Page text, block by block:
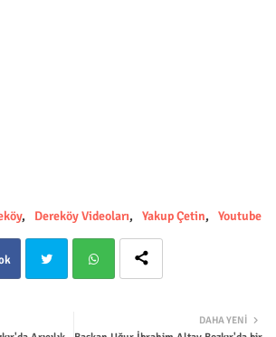
Dereköy Videoları Yakup Çetin Youtube
DAHA YENI